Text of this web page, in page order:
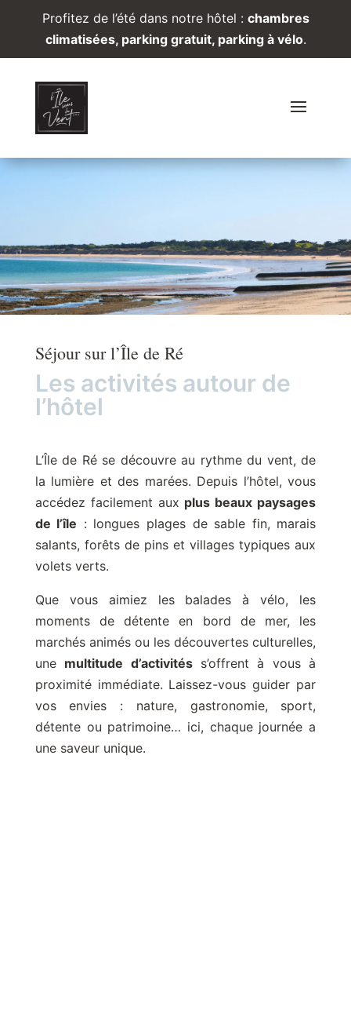
Profitez de l’été dans notre hôtel : chambres
climatisées, parking gratuit, parking à vélo.
Séjour sur l’Île de Ré
Les activités autour de
l’hôtel
L’Île de Ré se découvre au rythme du vent, de
la lumière et des marées. Depuis l’hôtel, vous
accédez facilement aux plus beaux paysages
de l’île : longues plages de sable fin, marais
salants, forêts de pins et villages typiques aux
volets verts.
Que vous aimiez les balades à vélo, les
moments de détente en bord de mer, les
marchés animés ou les découvertes culturelles,
une multitude d’activitéss’offrent à vous à
proximité immédiate. Laissez-vous guider par
vos envies : nature, gastronomie, sport,
détente ou patrimoine… ici, chaque journée a
une saveur unique.